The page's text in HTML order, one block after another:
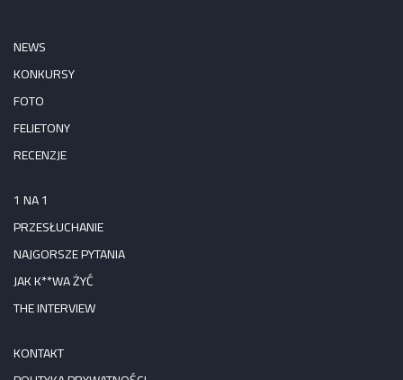
NEWS
KONKURSY
FOTO
FELIETONY
RECENZJE
1 NA 1
PRZESŁUCHANIE
NAJGORSZE PYTANIA
JAK K**WA ŻYĆ
THE INTERVIEW
KONTAKT